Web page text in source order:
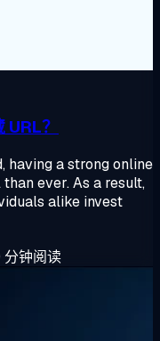
？
having a strong online
ever. As a result,
alike invest
分钟阅读